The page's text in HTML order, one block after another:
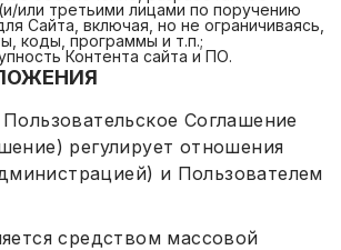
или третьими лицами по поручению
Сайта, включая, но не ограничиваясь,
коды, программы и т.п.;
Контента сайта и ПО.
Соглашение
регулирует отношения
и Пользователем
средством массовой